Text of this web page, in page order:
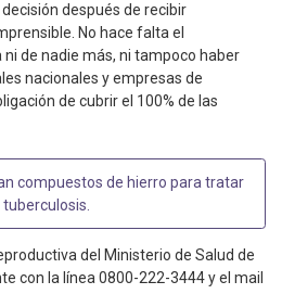
después de recibir
No hace falta el
de nadie más, ni tampoco haber
nacionales y empresas de
de cubrir el 100% de las
compuestos de hierro para tratar
tuberculosis
del Ministerio de Salud de
con la línea 0800-222-3444 y el mail